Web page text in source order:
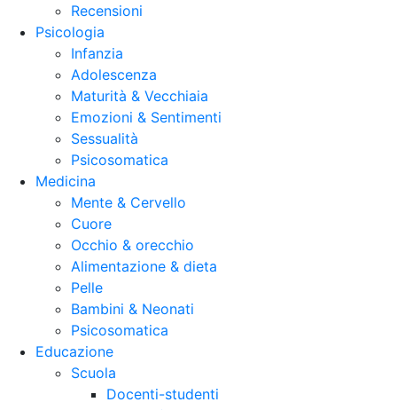
Recensioni
Psicologia
Infanzia
Adolescenza
Maturità & Vecchiaia
Emozioni & Sentimenti
Sessualità
Psicosomatica
Medicina
Mente & Cervello
Cuore
Occhio & orecchio
Alimentazione & dieta
Pelle
Bambini & Neonati
Psicosomatica
Educazione
Scuola
Docenti-studenti